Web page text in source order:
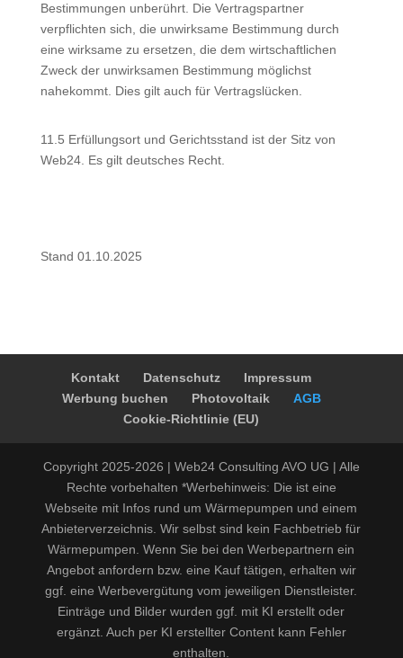
Bestimmungen unberührt. Die Vertragspartner
verpflichten sich, die unwirksame Bestimmung durch
eine wirksame zu ersetzen, die dem wirtschaftlichen
Zweck der unwirksamen Bestimmung möglichst
nahekommt. Dies gilt auch für Vertragslücken.
11.5 Erfüllungsort und Gerichtsstand ist der Sitz von
Web24. Es gilt deutsches Recht.
Stand 01.10.2025
Kontakt Datenschutz
Impressum
Werbung buchen
Photovoltaik
AGB
Cookie-Richtlinie (EU)
Copyright 2025-2026 | Web24 Consulting AVO UG | Alle
Rechte vorbehalten *Werbehinweis: Die ist eine
Webseite mit Infos rund um Wärmepumpen und einem
Anbieterverzeichnis. Wir selbst sind kein Fachbetrieb für
Wärmepumpen. Wenn Sie bei den Werbepartnern ein
Angebot anfordern bzw. eine Kauf tätigen, erhalten wir
ggf. eine Werbevergütung vom jeweiligen Dienstleister.
Einträge und Bilder wurden ggf. mit KI erstellt oder
ergänzt. Auch per KI erstellter Content kann Fehler
enthalten.